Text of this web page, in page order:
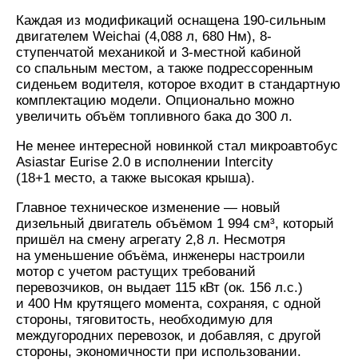
Каждая из модификаций оснащена 190-сильным
двигателем Weichai (4,088 л, 680 Нм), 8-
ступенчатой механикой и 3-местной кабиной
со спальным местом, а также подрессоренным
сиденьем водителя, которое входит в стандартную
комплектацию модели. Опционально можно
увеличить объём топливного бака до 300 л.
Не менее интересной новинкой стал микроавтобус
Asiastar Eurise 2.0 в исполнении Intercity
(18+1 место, а также высокая крыша).
Главное техническое изменение — новый
дизельный двигатель объёмом 1 994 см³, который
пришёл на смену агрегату 2,8 л. Несмотря
на уменьшение объёма, инженеры настроили
мотор с учетом растущих требований
перевозчиков, он выдает 115 кВт (ок. 156 л.с.)
и 400 Нм крутящего момента, сохраняя, с одной
стороны, тяговитость, необходимую для
междугородних перевозок, и добавляя, с другой
стороны, экономичности при использовании.